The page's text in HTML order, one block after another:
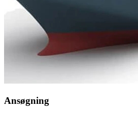
Ansøgning